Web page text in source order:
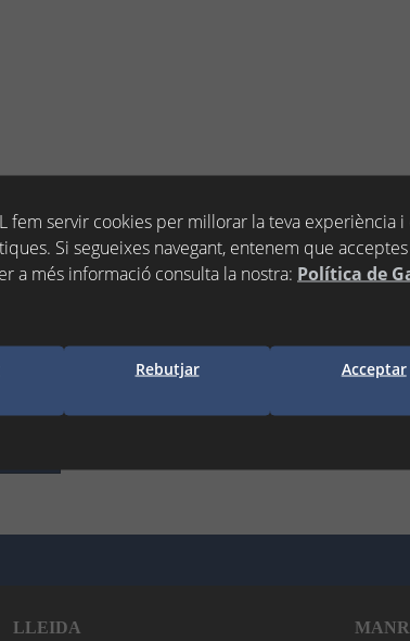
ECO-DC-1INV
LLEIDA
fem servir cookies per millorar la teva experiència
Si segueixes navegant, entenem que acceptes
a més informació consulta la nostra: Política de
Rebutjar Acceptar